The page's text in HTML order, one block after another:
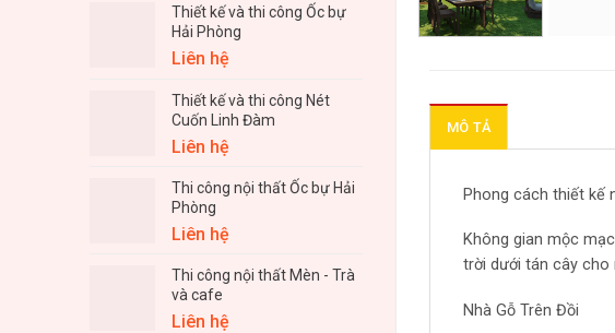
Thiết kế và thi công Ốc bự
Hải Phòng
Liên hệ
Thiết kế và thi công Nét
Cuốn Linh Đàm
Liên hệ
Thi công nội thất Ốc bự Hải
Phòng
Liên hệ
Thi công nội thất Mèn - Trà
và cafe
Liên hệ
MÔ TẢ
Phong cách thiết kế
Không gian mộc
trời dưới tán cây cho
Nhà Gỗ Trên Đồi